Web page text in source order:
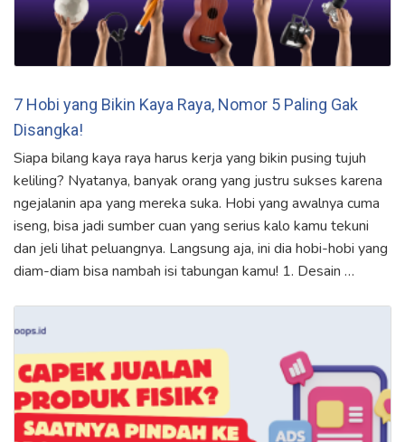
7 Hobi yang Bikin Kaya Raya, Nomor 5 Paling Gak
Disangka!
Siapa bilang kaya raya harus kerja yang bikin pusing tujuh
keliling? Nyatanya, banyak orang yang justru sukses karena
ngejalanin apa yang mereka suka. Hobi yang awalnya cuma
iseng, bisa jadi sumber cuan yang serius kalo kamu tekuni
dan jeli lihat peluangnya. Langsung aja, ini dia hobi-hobi yang
diam-diam bisa nambah isi tabungan kamu! 1. Desain …